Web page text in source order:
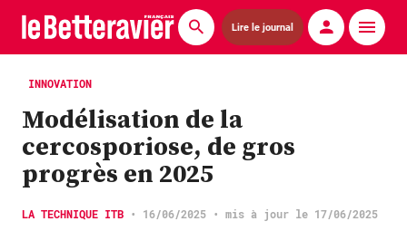
Lire le journal
Actualités
Économie
Agronomie
Matériels
INNOVATION
Modélisation de la
cercosporiose, de gros
progrès en 2025
LA TECHNIQUE ITB • 16/06/2025 • mis à jour le 17/06/2025